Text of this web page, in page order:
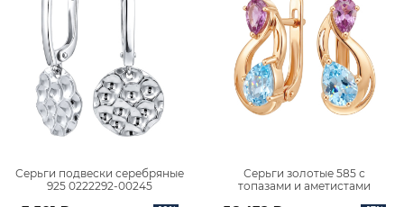
Серьги подвески серебряные
925 0222292-00245
Серьги золотые 585 с
топазами и аметистами